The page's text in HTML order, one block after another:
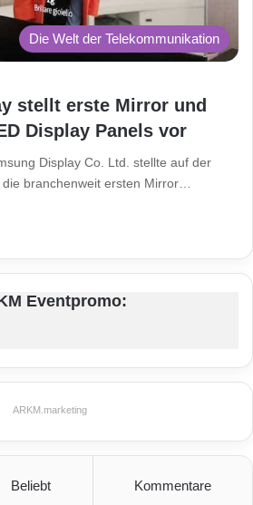
Die Welt der Telekommunikation
stellt erste Mirror und
Display Panels vor
Display Co. Ltd. stellte auf der
branchenweit ersten Mirror…
Eventpromo:
ARKM.marketing
Beliebt Kommentare